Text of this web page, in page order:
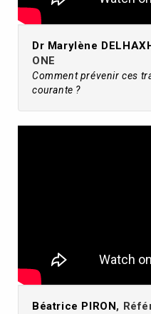
Dr Marylène
ONE
Comment prévenir ces
courante ?
Béatrice PIRON ,